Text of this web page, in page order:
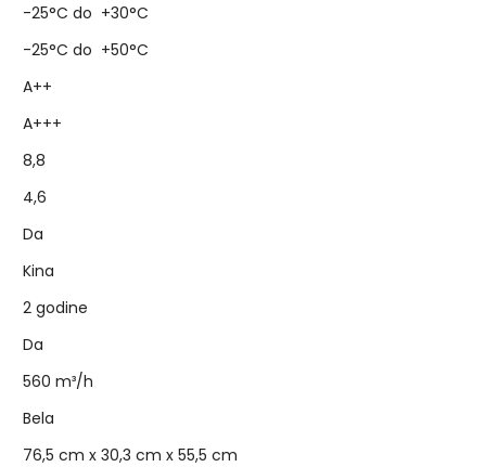
-25°C do +30°C
-25°C do +50°C
A++
A+++
8,8
4,6
Da
Kina
2 godine
Da
560 m³/h
Bela
76,5 cm x 30,3 cm x 55,5 cm